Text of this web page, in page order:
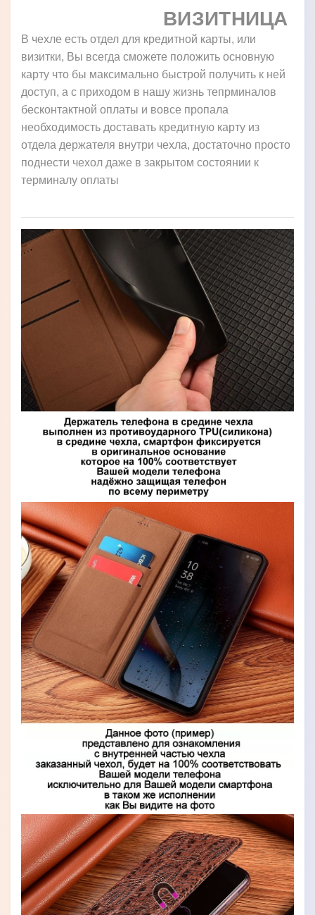
ВИЗИТНИЦА
В чехле есть отдел для кредитной карты, или
визитки, Вы всегда сможете положить основную
карту что бы максимально быстрой получить к ней
доступ, а с приходом в нашу жизнь тепрминалов
бесконтактной оплаты и вовсе пропала
необходимость доставать кредитную карту из
отдела держателя внутри чехла, достаточно просто
поднести чехол даже в закрытом состоянии к
терминалу оплаты